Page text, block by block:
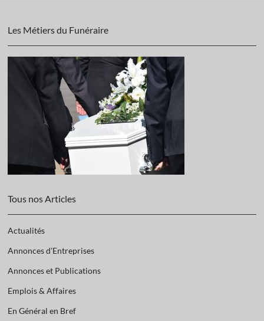
Les Métiers du Funéraire
Tous nos Articles
Actualités
Annonces d'Entreprises
Annonces et Publications
Emplois & Affaires
En Général en Bref